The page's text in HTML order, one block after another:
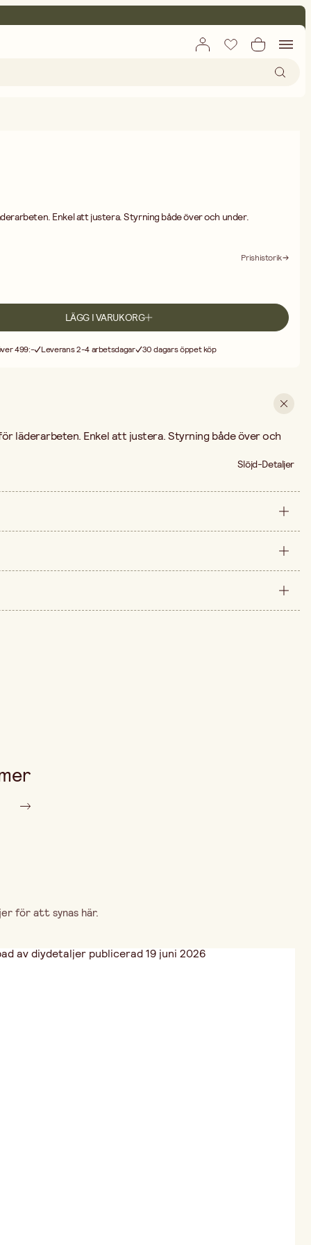
Enkel att justera. Styrning både över och under.
Prishistorik
LÄGG I VARUKORG
499:- Leverans 2-4 arbetsdagar 30 dagars öppet köp
läderarbeten. Enkel att justera. Styrning både över och
Slöjd-Detaljer
styck
för att synas här.